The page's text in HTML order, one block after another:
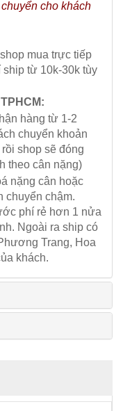
cho khách
mua trực tiếp
từ 10k-30k tùy
hàng từ 1-2
chuyển khoản
shop sẽ đóng
theo cân nặng)
nặng cân hoặc
chuyển chậm.
phí rẻ hơn 1 nửa
Ngoài ra ship có
Trang, Hoa
khách.